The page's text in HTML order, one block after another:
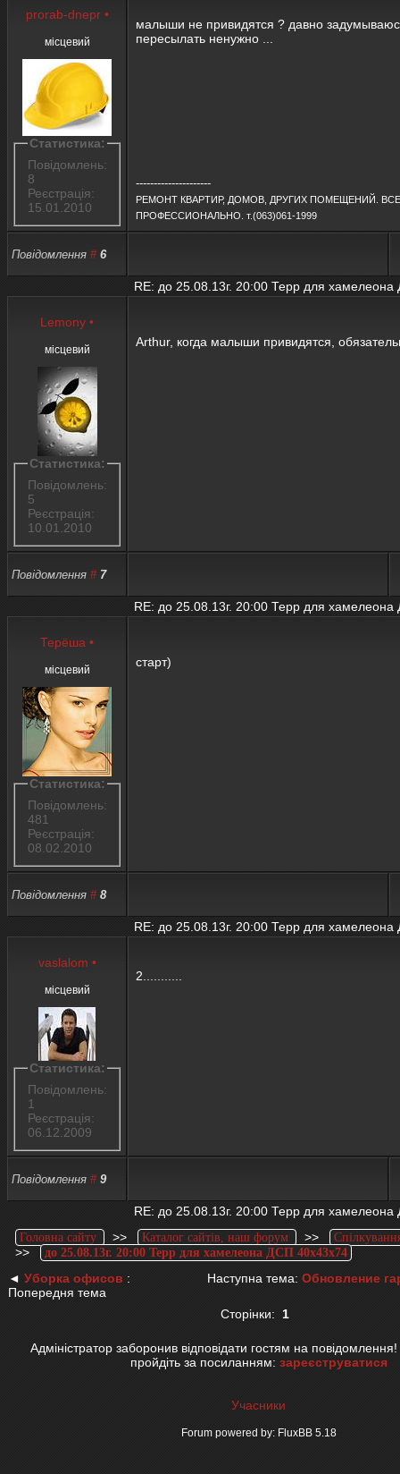
prorab-dnepr •
місцевий
Статистика:
Повідомлень:
8
Реєстрація:
15.01.2010
малыши не привидятся ? давно
пересылать ненужно ...
---------------------
РЕМОНТ КВАРТИР, ДОМОВ, ДРУГИХ ПОМЕЩЕНИЙ.
ПРОФЕССИОНАЛЬНО. т.(063)061-1999
Повідомлення # 6
RE: до 25.08.13г. 20:00 Терр для
Lemony •
місцевий
Статистика:
Повідомлень:
5
Реєстрація:
10.01.2010
Arthur, когда малыши привидятся,
Повідомлення # 7
RE: до 25.08.13г. 20:00 Терр для
Терёша •
місцевий
Статистика:
Повідомлень:
481
Реєстрація:
08.02.2010
старт)
Повідомлення # 8
RE: до 25.08.13г. 20:00 Терр для
vaslalom •
місцевий
Статистика:
Повідомлень:
1
Реєстрація:
06.12.2009
2...........
Повідомлення # 9
RE: до 25.08.13г. 20:00 Терр для
Головна сайту >> Каталог сайтів, наш форум >>
>> до 25.08.13г. 20:00 Терр для хамелеона ДСП 40х43х74
◄ Уборка офисов :
Попередня тема
Наступна тема: Обновление
Сторінки: 1
Адміністратор заборонив відповідати гостям на повідомлення!
пройдіть за посиланням: зареєструватися
Учасники
Forum powered by: FluxBB 5.18